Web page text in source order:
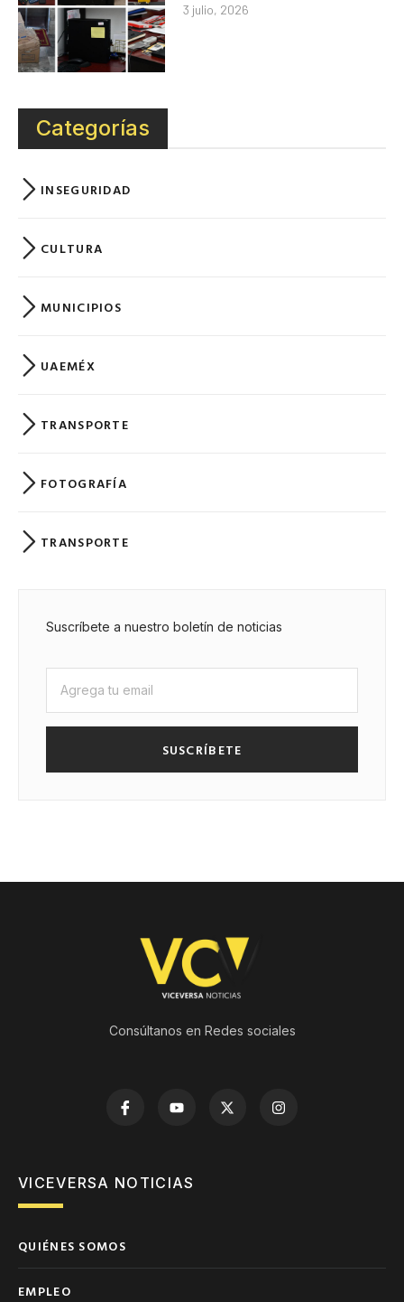
3 julio, 2026
Categorías
INSEGURIDAD
CULTURA
MUNICIPIOS
UAEMÉX
TRANSPORTE
FOTOGRAFÍA
TRANSPORTE
Suscríbete a nuestro boletín de noticias
SUSCRÍBETE
Consúltanos en Redes sociales
VICEVERSA NOTICIAS
QUIÉNES SOMOS
EMPLEO